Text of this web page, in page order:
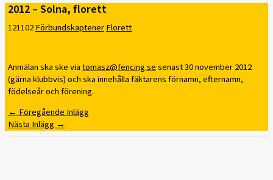
2012 – Solna, florett
121102FörbundskaptenerFlorett
Anmälan ska ske viatomasz@fencing.sesenast 30 november 2012
(gärna klubbvis) och ska innehålla fäktarens förnamn, efternamn,
födelseår och förening.
←Föregående Inlägg
Nästa Inlägg→